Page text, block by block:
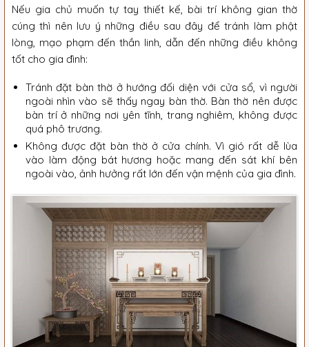
Nếu gia chủ muốn tự tay thiết kế, bài trí không gian thờ
cúng thì nên lưu ý những điều sau đây để tránh làm phật
lòng, mạo phạm đến thần linh, dẫn đến những điều không
tốt cho gia đình:
Tránh đặt bàn thờ ở hướng đối diện với cửa sổ, vì người
ngoài nhìn vào sẽ thấy ngay bàn thờ. Bàn thờ nên được
bàn trí ở những nơi yên tĩnh, trang nghiêm, không được
quá phô trương.
Không được đặt bàn thờ ở cửa chính. Vì gió rất dễ lùa
vào làm động bát hương hoặc mang đến sát khí bên
ngoài vào, ảnh hưởng rất lớn đến vận mệnh của gia đình.